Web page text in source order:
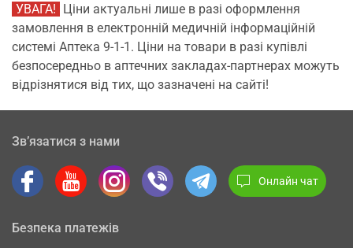
УВАГА! Ціни актуальні лише в разі оформлення
замовлення в електронній медичній інформаційній
системі Аптека 9-1-1. Ціни на товари в разі купівлі
безпосередньо в аптечних закладах-партнерах можуть
відрізнятися від тих, що зазначені на сайті!
Зв’язатися з нами
Онлайн чат
Безпека платежів